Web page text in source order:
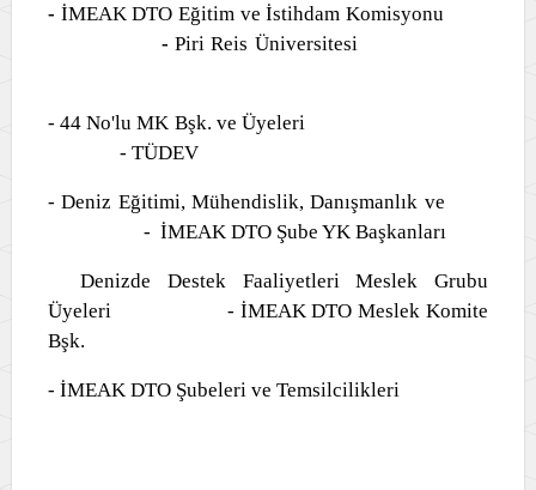
- İMEAK DTO Eğitim ve İstihdam Komisyonu
- Piri Reis Üniversitesi
- 44 No'lu MK Bşk. ve Üyeleri
- TÜDEV
- Deniz Eğitimi, Mühendislik, Danışmanlık ve
- İMEAK DTO Şube YK Başkanları
Denizde Destek Faaliyetleri Meslek Grubu
Üyeleri - İMEAK DTO Meslek Komite
Bşk.
- İMEAK DTO Şubeleri ve Temsilcilikleri